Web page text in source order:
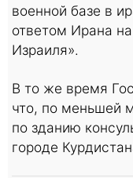
военной базе в
ответом Ирана
Израиля».
В то же время
что, по меньшей
по зданию
городе